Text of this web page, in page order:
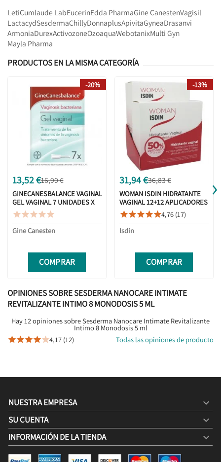
SESDERMA NANOCARE INTIMATE REVITALIZANTE INTIMO
LetiCumlaude LabEucerinEdda PharmaGine CanestenVagisil
LactacydSesdermaChillyDonnaplusApivitaGyneaDrasanvi
ArmoniaDurexActivozoneOzoaquaWebotanixMulti Gyn
Mayla Pharma
PRODUCTOS EN LA MISMA CATEGORÍA
13,52 €16,90 €
GINECANESBALANCE VAGINAL
GEL VAGINAL 7 UNIDADES X
5ML

Gine Canesten
COMPRAR
-20%
31,94 €36,83 €
WOMAN ISDIN HIDRATANTE
VAGINAL 12+12 APLICADORES
DUPLO PROMOCIÓN
4,76 (17)
Isdin
COMPRAR
-13%
›
OPINIONES SOBRE SESDERMA NANOCARE INTIMATE
REVITALIZANTE INTIMO 8 MONODOSIS 5 ML
Hay 12 opiniones sobre Sesderma Nanocare Intimate Revitalizante
Intimo 8 Monodosis 5 ml
4,17 (12) Todas las opiniones de producto
NUESTRA EMPRESA 
SU CUENTA 
INFORMACIÓN DE LA TIENDA keyboard_arrow_down